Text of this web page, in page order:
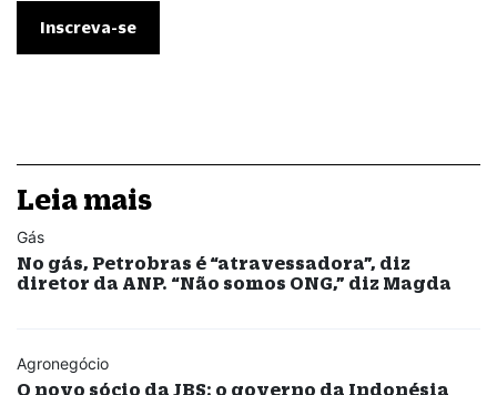
Leia mais
Gás
No gás, Petrobras é “atravessadora”, diz
diretor da ANP. “Não somos ONG,” diz Magda
Agronegócio
O novo sócio da JBS: o governo da Indonésia